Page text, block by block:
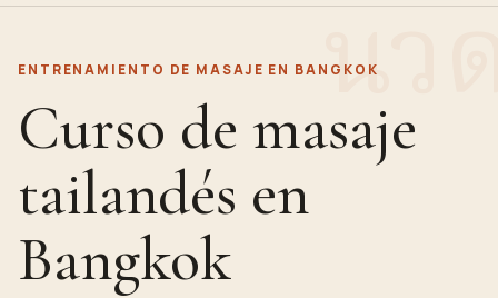
ENTRENAMIENTO DE MASAJE EN BANGKOK
Curso de masaje
tailandés en
Bangkok